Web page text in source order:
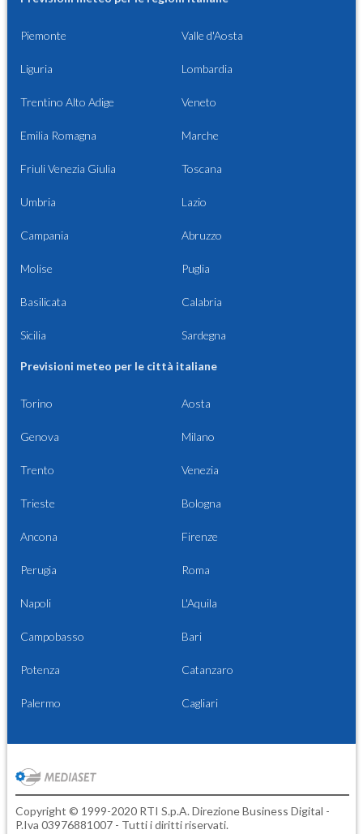
Piemonte Valle d'Aosta
Liguria Lombardia
Trentino Alto Adige Veneto
Emilia Romagna Marche
Friuli Venezia Giulia Toscana
Umbria Lazio
Campania Abruzzo
Molise Puglia
Basilicata Calabria
Sicilia Sardegna
Previsioni meteo per le città italiane
Torino Aosta
Genova Milano
Trento Venezia
Trieste Bologna
Ancona Firenze
Perugia Roma
Napoli L'Aquila
Campobasso Bari
Potenza Catanzaro
Palermo Cagliari
Copyright © 1999-2020 RTI S.p.A. Direzione Business Digital -
P.Iva 03976881007 - Tutti i diritti riservati.